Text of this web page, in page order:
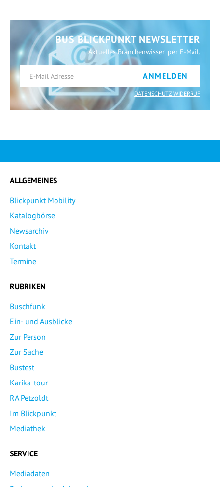
BUS BLICKPUNKT NEWSLETTER
Aktuelles Branchenwissen per E-Mail.
ANMELDEN
DATENSCHUTZ WIDERRUF
ALLGEMEINES
Blickpunkt Mobility
Katalogbörse
Newsarchiv
Kontakt
Termine
RUBRIKEN
Buschfunk
Ein- und Ausblicke
Zur Person
Zur Sache
Bustest
Karika-tour
RA Petzoldt
Im Blickpunkt
Mediathek
SERVICE
Mediadaten